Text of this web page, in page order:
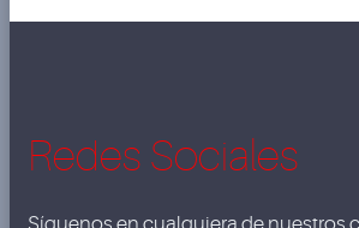
Redes Sociales